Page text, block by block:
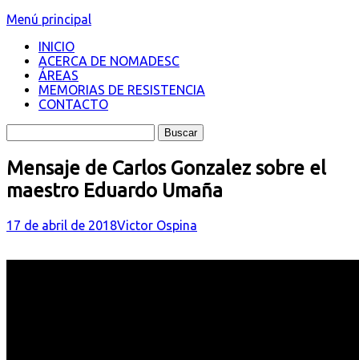
Menú principal
INICIO
ACERCA DE NOMADESC
ÁREAS
MEMORIAS DE RESISTENCIA
CONTACTO
Mensaje de Carlos Gonzalez sobre el
maestro Eduardo Umaña
17 de abril de 2018Victor Ospina